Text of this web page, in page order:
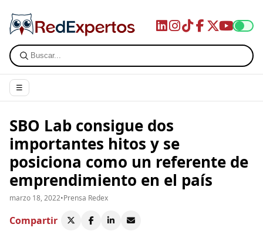
☰
SBO Lab consigue dos
importantes hitos y se
posiciona como un referente de
emprendimiento en el país
marzo 18, 2022•Prensa Redex
Compartir